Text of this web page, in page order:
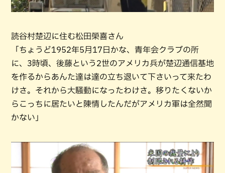
読谷村楚辺に住む松田榮喜さん
「ちょうど1952年5月17日かな、青年会クラブの所
に、3時頃、後藤という2世のアメリカ兵が楚辺通信基地
を作るからあんた達は達の立ち退いて下さいって来たわ
けさ。それから大騒動になったわけさ。移りたくないか
らこっちに居たいと陳情したんだがアメリカ軍は全然聞
かない」